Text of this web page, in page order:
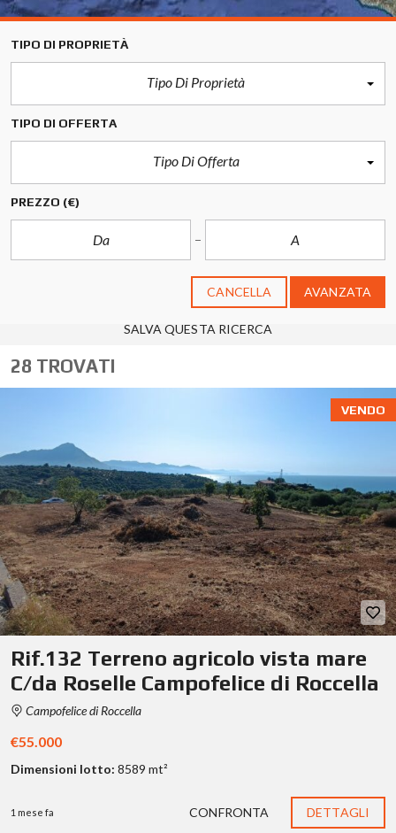
TIPO DI PROPRIETÀ
Tipo Di Proprietà
TIPO DI OFFERTA
Tipo Di Offerta
PREZZO (€)
CANCELLA AVANZATA
SALVA QUESTA RICERCA
28 TROVATI
VENDO
Rif.132 Terreno agricolo vista mare
C/da Roselle Campofelice di Roccella
Campofelice di Roccella
€55.000
Dimensioni lotto: 8589 mt²
1 mese fa CONFRONTA DETTAGLI